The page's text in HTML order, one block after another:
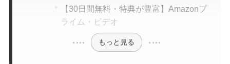
【30日間無料・特典が豊富】Amazonプ
ライム・ビデオ
もっと見る